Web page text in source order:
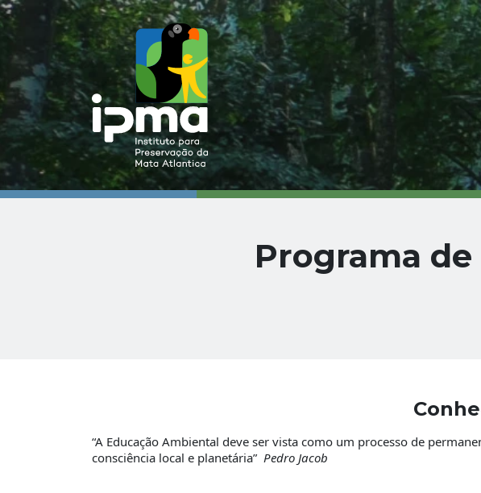
Programa
“A Educação Ambiental deve ser vista como um processo de
consciência local e planetária” Pedro Jacob